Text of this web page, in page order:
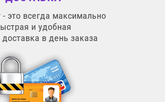
- это всегда максимально
и удобная
в день заказа